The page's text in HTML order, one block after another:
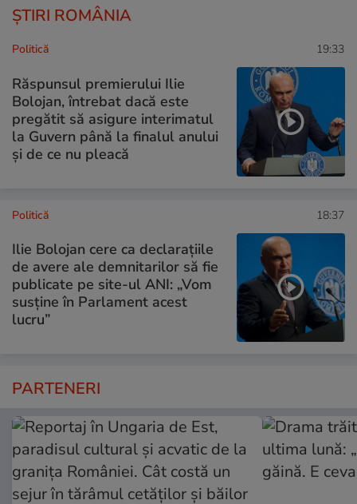
ȘTIRI ROMÂNIA
Politică 19:33
Răspunsul premierului Ilie
Bolojan, întrebat dacă este
pregătit să asigure interimatul
la Guvern până la finalul anului
și de ce nu pleacă
Politică 18:37
Ilie Bolojan cere ca declarațiile
de avere ale demnitarilor să fie
publicate pe site-ul ANI: „Vom
susține în Parlament acest
lucru”
PARTENERI